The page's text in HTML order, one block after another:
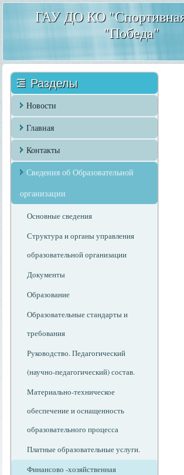
ГАУ ДО КО
"Победа"
Разделы
Новости
Главная
Контакты
Сведения об Образовательной
организации
Основные сведения
Структура и органы управления
образовательной организации
Документы
Образование
Образовательные стандарты и
требования
Руководство. Педагогический
(научно-педагогический) состав.
Материально-техническое
обеспечение и оснащенность
образовательного процесса
Платные образовательные услуги.
Финансово -хозяйственная